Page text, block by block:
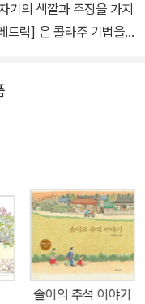
기의 색깔과 주장을 가지
드릭] 은 콜라주 기법을
받는다. 그래서 [프레드
솔이의 추석 이야기